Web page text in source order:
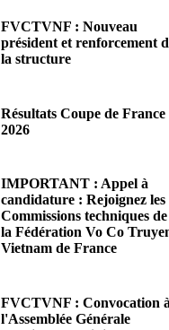
FVCTVNF : Nouveau
président et renforcement
la structure
There are no translations
available.Chères Présidentes,
Read more...
Résultats Coupe de France
2026
There are no translations
available.Cliquez sur ce lien
pour accéder aux résultats
Read more...
IMPORTANT : Appel à
candidature : Rejoignez les
Commissions techniques de
la Fédération Vo Co
Vietnam de France
There are no translations
available.Madame la
FVCTVNF : Convocation à
l'Assemblée Générale